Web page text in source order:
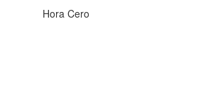
Hora Cero